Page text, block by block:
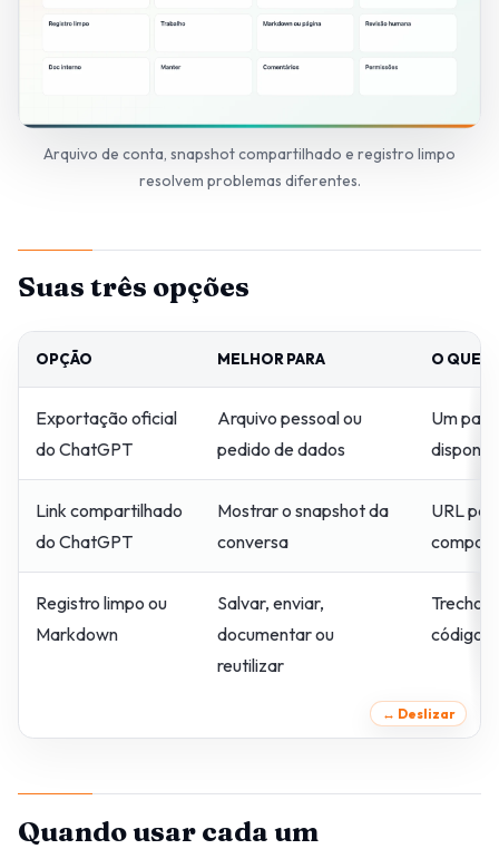
Arquivo de conta, snapshot compartilhado e registro limpo
resolvem problemas diferentes.
Suas três opções
OPÇÃO MELHOR PARA O QUE
Exportação oficial
do ChatGPT
Arquivo pessoal ou
pedido de dados
Um
Link compartilhado
do ChatGPT
Mostrar o snapshot da
conversa
URL
Registro limpo ou
Markdown
Salvar, enviar,
documentar ou
reutilizar
Trechos
código,
Quando usar cada um